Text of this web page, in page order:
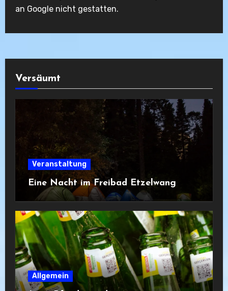
an Google nicht gestatten.
Versäumt
Veranstaltung
Eine Nacht im Freibad Etzelwang
Allgemein